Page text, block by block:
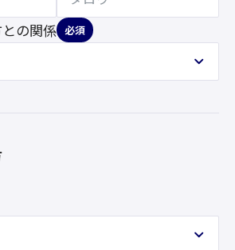
の関係 必須